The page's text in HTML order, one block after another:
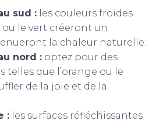
sud : les couleurs froides
le vert créeront un
la chaleur naturelle.
nord : optez pour des
telles que l’orange ou le
de la joie et de la
: les surfaces réfléchissantes